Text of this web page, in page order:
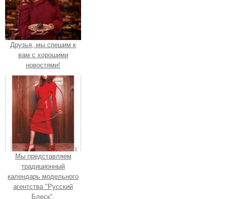
Друзья, мы спешим к
вам с хорошими
новостями!
Мы представляем
традиционный
календарь модельного
агентства "Русский
Блеск".